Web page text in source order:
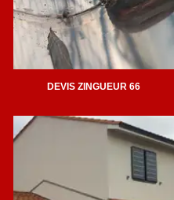
DEVIS ZINGUEUR 66